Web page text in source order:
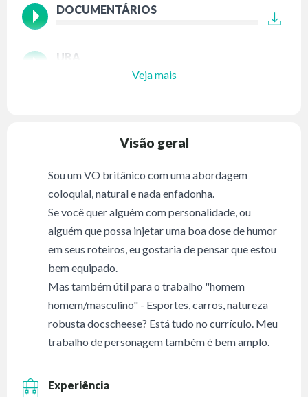
DOCUMENTÁRIOS
URA
Veja mais
Visão geral
Sou um VO britânico com uma abordagem
coloquial, natural e nada enfadonha.
Se você quer alguém com personalidade, ou
alguém que possa injetar uma boa dose de humor
em seus roteiros, eu gostaria de pensar que estou
bem equipado.
Mas também útil para o trabalho "homem
homem/masculino" - Esportes, carros, natureza
robusta docscheese? Está tudo no currículo. Meu
trabalho de personagem também é bem amplo.
Experiência